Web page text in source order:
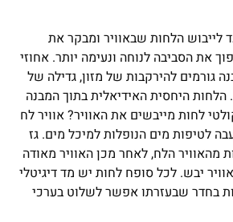
לייבוש הלחות שבאוויר ומבקר את
את הסביבה לנוחה ונעימה יותר. אחוזי
גורמים להירקבות של מזון, גדילה של
היחסית האידיאלית בתוך המבנה
כיצד קולטי לחות מייבשים את האוויר? אוויר לח
לטיפות מים הנופלות למיכל מים. גז
מהאוויר הלח, לאחר מכן האוויר מאודה
יבש. לכל סופח לחות יש מד דיגיטלי
בחדר שבעזרתו אפשר לשלוט בערכי